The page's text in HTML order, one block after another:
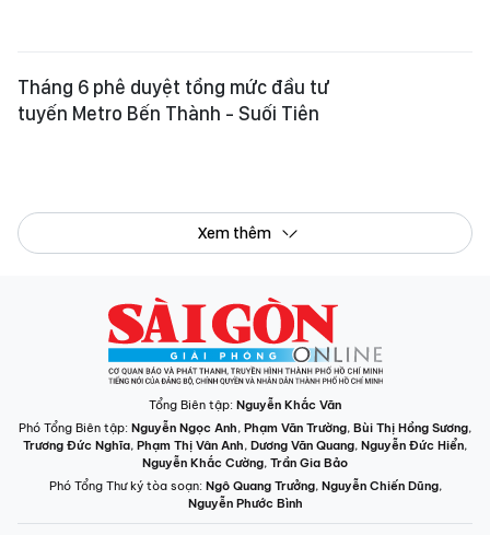
Tháng 6 phê duyệt tổng mức đầu tư
tuyến Metro Bến Thành - Suối Tiên
Xem thêm
Tổng Biên tập: Nguyễn Khắc Văn
Phó Tổng Biên tập: Nguyễn Ngọc Anh, Phạm Văn Trường, Bùi Thị Hồng Sương,
Trương Đức Nghĩa, Phạm Thị Vân Anh, Dương Văn Quang, Nguyễn Đức Hiển,
Nguyễn Khắc Cường, Trần Gia Bảo
Phó Tổng Thư ký tòa soạn: Ngô Quang Trưởng, Nguyễn Chiến Dũng,
Nguyễn Phước Bình